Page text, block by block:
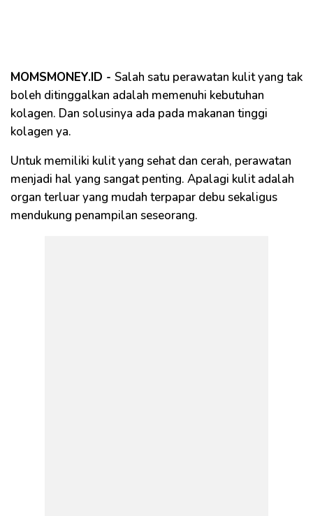
MOMSMONEY.ID - Salah satu perawatan kulit yang tak
boleh ditinggalkan adalah memenuhi kebutuhan
kolagen. Dan solusinya ada pada makanan tinggi
kolagen ya.
Untuk memiliki kulit yang sehat dan cerah, perawatan
menjadi hal yang sangat penting. Apalagi kulit adalah
organ terluar yang mudah terpapar debu sekaligus
mendukung penampilan seseorang.